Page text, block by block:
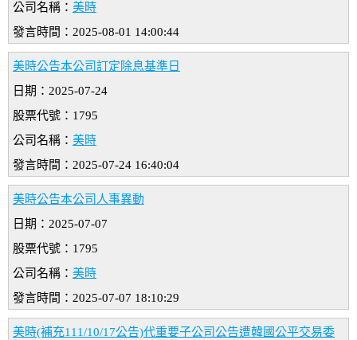
公司名稱： 美時
發言時間：2025-08-01 14:00:44
美時公告本公司訂定除息基準日
日期：2025-07-24
股票代號：1795
公司名稱： 美時
發言時間：2025-07-24 16:40:04
美時公告本公司人事異動
日期：2025-07-07
股票代號：1795
公司名稱： 美時
發言時間：2025-07-07 18:10:29
美時(補充111/10/17公告)代重要子公司公告遭韓國公平交易委